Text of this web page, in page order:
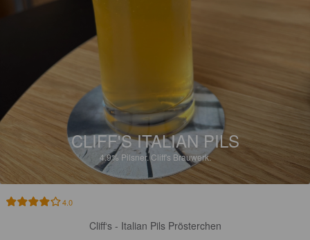
CLIFF'S ITALIAN PILS
4.9% Pilsner.Cliff's Brauwerk.
4.0
Cliff‘s - Italian Pils Prösterchen